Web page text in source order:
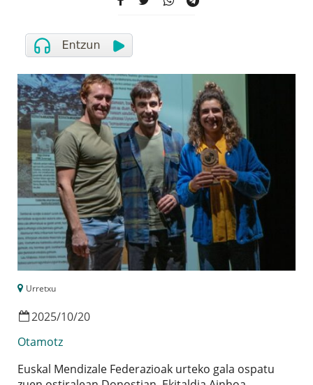
Urretxu
2025/10/20
Otamotz
Euskal Mendizale Federazioak urteko gala ospatu